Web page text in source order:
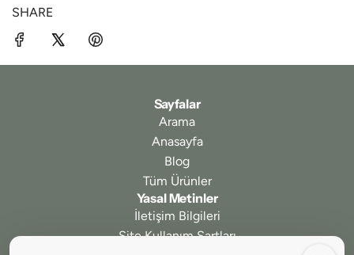
SHARE
Sayfalar
Arama
Anasayfa
Blog
Tüm Ürünler
Yasal Metinler
İletişim Bilgileri
Site Kullanım Şartları